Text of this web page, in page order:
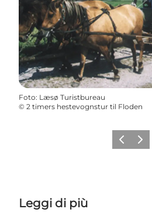
Foto: Læsø Turistbureau
© 2 timers hestevognstur til Floden
Precedente
Avanti
Leggi di più